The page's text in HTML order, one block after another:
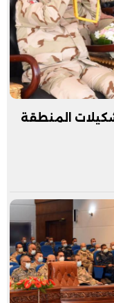
المنطقة